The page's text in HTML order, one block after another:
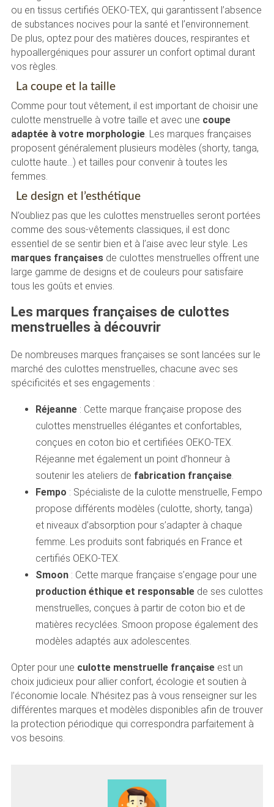
ou en tissus certifiés OEKO-TEX, qui garantissent l’absence
de substances nocives pour la santé et l’environnement.
De plus, optez pour des matières douces, respirantes et
hypoallergéniques pour assurer un confort optimal durant
vos règles.
La coupe et la taille
Comme pour tout vêtement, il est important de choisir une
culotte menstruelle à votre taille et avec une coupe
adaptée à votre morphologie. Les marques françaises
proposent généralement plusieurs modèles (shorty, tanga,
culotte haute…) et tailles pour convenir à toutes les
femmes.
Le design et l’esthétique
N’oubliez pas que les culottes menstruelles seront portées
comme des sous-vêtements classiques, il est donc
essentiel de se sentir bien et à l’aise avec leur style. Les
marques françaisesde culottes menstruelles offrent une
large gamme de designs et de couleurs pour satisfaire
tous les goûts et envies.
Les marques françaises de culottes
menstruelles à découvrir
De nombreuses marques françaises se sont lancées sur le
marché des culottes menstruelles, chacune avec ses
spécificités et ses engagements :
Réjeanne: Cette marque française propose des
culottes menstruelles élégantes et confortables,
conçues en coton bio et certifiées OEKO-TEX.
Réjeanne met également un point d’honneur à
soutenir les ateliers de fabrication française.
Fempo : Spécialiste de la culotte menstruelle, Fempo
propose différents modèles (culotte, shorty, tanga)
et niveaux d’absorption pour s’adapter à chaque
femme. Les produits sont fabriqués en France et
certifiés OEKO-TEX.
Smoon: Cette marque française s’engage pour une
production éthique et responsablede ses culottes
menstruelles, conçues à partir de coton bio et de
matières recyclées. Smoon propose également des
modèles adaptés aux adolescentes.
Opter pour une culotte menstruelle françaiseest un
choix judicieux pour allier confort, écologie et soutien à
l’économie locale. N’hésitez pas à vous renseigner sur les
différentes marques et modèles disponibles afin de trouver
la protection périodique qui correspondra parfaitement à
vos besoins.